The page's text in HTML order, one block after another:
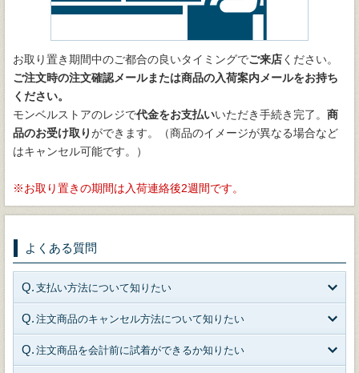
お取り置き期間中のご都合の良いタイミングでご来店ください。
ご注文時の注文確認メールまたは商品の入荷案内メールをお持ち
ください。
モンベルストアのレジで代金をお支払いいただき手続き完了。 商
品のお受け取りができます。（商品のイメージが異なる場合など
はキャンセル可能です。）
お取り置きの期間は入荷連絡後2週間です。
よくある質問
支払い方法について知りたい
注文商品のキャンセル方法について知りたい
注文商品を会計前に試着ができるか知りたい